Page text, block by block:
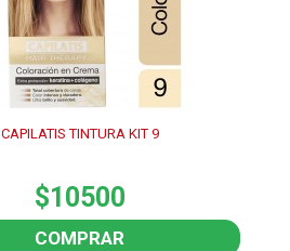
CAPILATIS TINTURA KIT 9
$10500
COMPRAR